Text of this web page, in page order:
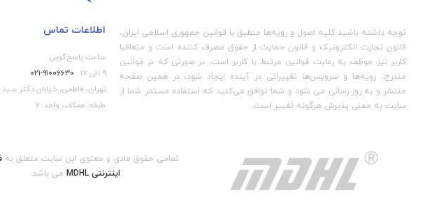
توجه داشته باشید کلیه اصول و رویه‏‌ها منطبق با قوانین جمهوری اسلامی ایران،
قانون تجارت الکترونیک و قانون حمایت از حقوق مصرف کننده است و متعاقبا
کاربر نیز موظف به رعایت قوانین مرتبط با کاربر است. در صورتی که در قوانین
مندرج، رویه‏‌ها و سرویس‏‌ها تغییراتی در آینده ایجاد شود، در همین صفحه
منتشر و به روز رسانی می شود و شما توافق می‏‌کنید که استفاده مستمر شما از
سایت به معنی پذیرش هرگونه تغییر است.
اطلاعات تماس
ساعت پاسخ‌گویی
۹ الی ۱۷ :
۹۱۰۰۶۶۳۰-۰۲۱
طبقه: همکف، واحد: 7
تمامی حقوق مادی و معنوی این سایت متعلق به
اینترنتی MDHL
می باشد.